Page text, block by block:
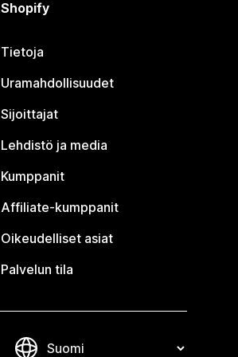
Shopify
Tietoja
Uramahdollisuudet
Sijoittajat
Lehdistö ja media
Kumppanit
Affiliate-kumppanit
Oikeudelliset asiat
Palvelun tila